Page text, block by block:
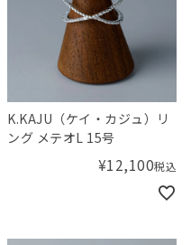
K.KAJU（ケイ・カジュ）リ
ング メテオL 15号
¥12,100税込